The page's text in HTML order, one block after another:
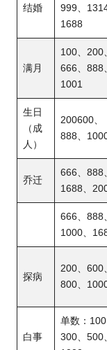
结婚
999、1314
1688
满月
100、200
666、888
1001
生日
（成
人）
200600、
888、
乔迁
666、888
1688、
666、888
1000、
探病
200、600
800、
白事
单数：100
300、500